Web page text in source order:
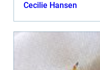
Cecilie Hansen